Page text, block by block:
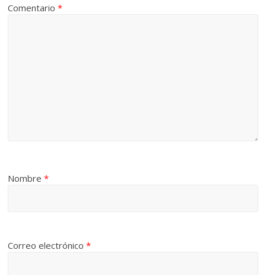
Comentario*
Nombre*
Correo electrónico*